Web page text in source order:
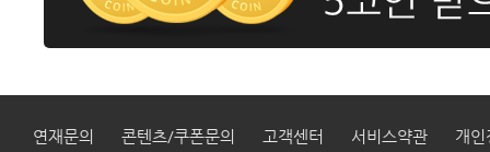
연재문의 콘텐츠/쿠폰문의 고객센터 서비스약관 개인